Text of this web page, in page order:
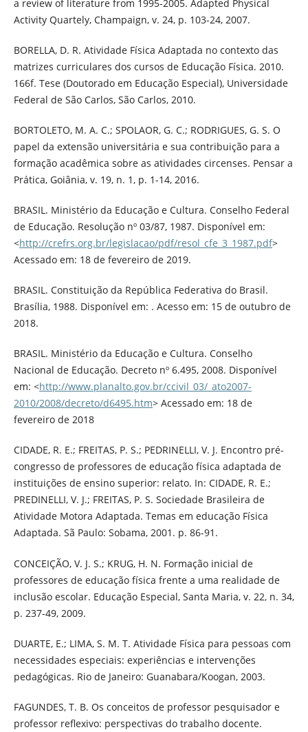
a review of literature from 1995-2005. Adapted Physical
Activity Quartely, Champaign, v. 24, p. 103-24, 2007.
BORELLA, D. R. Atividade Física Adaptada no contexto das
matrizes curriculares dos cursos de Educação Física. 2010.
166f. Tese (Doutorado em Educação Especial), Universidade
Federal de São Carlos, São Carlos, 2010.
BORTOLETO, M. A. C.; SPOLAOR, G. C.; RODRIGUES, G. S. O
papel da extensão universitária e sua contribuição para a
formação acadêmica sobre as atividades circenses. Pensar a
Prática, Goiânia, v. 19, n. 1, p. 1-14, 2016.
BRASIL. Ministério da Educação e Cultura. Conselho Federal
de Educação. Resolução nº 03/87, 1987. Disponível em:
<http://crefrs.org.br/legislacao/pdf/resol_cfe_3_1987.pdf>
Acessado em: 18 de fevereiro de 2019.
BRASIL. Constituição da República Federativa do Brasil.
Brasília, 1988. Disponível em: . Acesso em: 15 de outubro de
2018.
BRASIL. Ministério da Educação e Cultura. Conselho
Nacional de Educação. Decreto nº 6.495, 2008. Disponível
em: <http://www.planalto.gov.br/ccivil_03/_ato2007-
2010/2008/decreto/d6495.htm> Acessado em: 18 de
fevereiro de 2018
CIDADE, R. E.; FREITAS, P. S.; PEDRINELLI, V. J. Encontro pré-
congresso de professores de educação física adaptada de
instituições de ensino superior: relato. In: CIDADE, R. E.;
PREDINELLI, V. J.; FREITAS, P. S. Sociedade Brasileira de
Atividade Motora Adaptada. Temas em educação Física
Adaptada. Sã Paulo: Sobama, 2001. p. 86-91.
CONCEIÇÃO, V. J. S.; KRUG, H. N. Formação inicial de
professores de educação física frente a uma realidade de
inclusão escolar. Educação Especial, Santa Maria, v. 22, n. 34,
p. 237-49, 2009.
DUARTE, E.; LIMA, S. M. T. Atividade Física para pessoas com
necessidades especiais: experiências e intervenções
pedagógicas. Rio de Janeiro: Guanabara/Koogan, 2003.
FAGUNDES, T. B. Os conceitos de professor pesquisador e
professor reflexivo: perspectivas do trabalho docente.